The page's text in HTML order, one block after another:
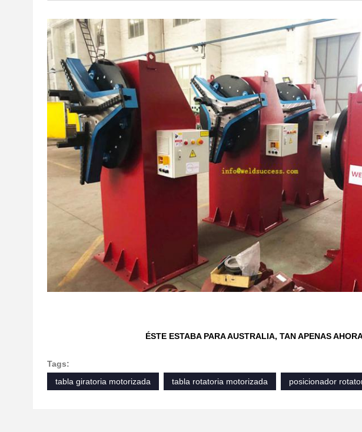
ÉSTE ESTABA PARA AUSTRALIA, TAN APENAS
Tags:
tabla giratoria motorizada
tabla rotatoria motorizada posicionador